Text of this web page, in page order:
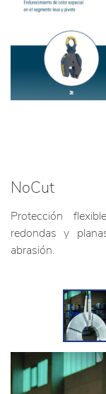
NoCut
Protección
redondas y
abrasión.